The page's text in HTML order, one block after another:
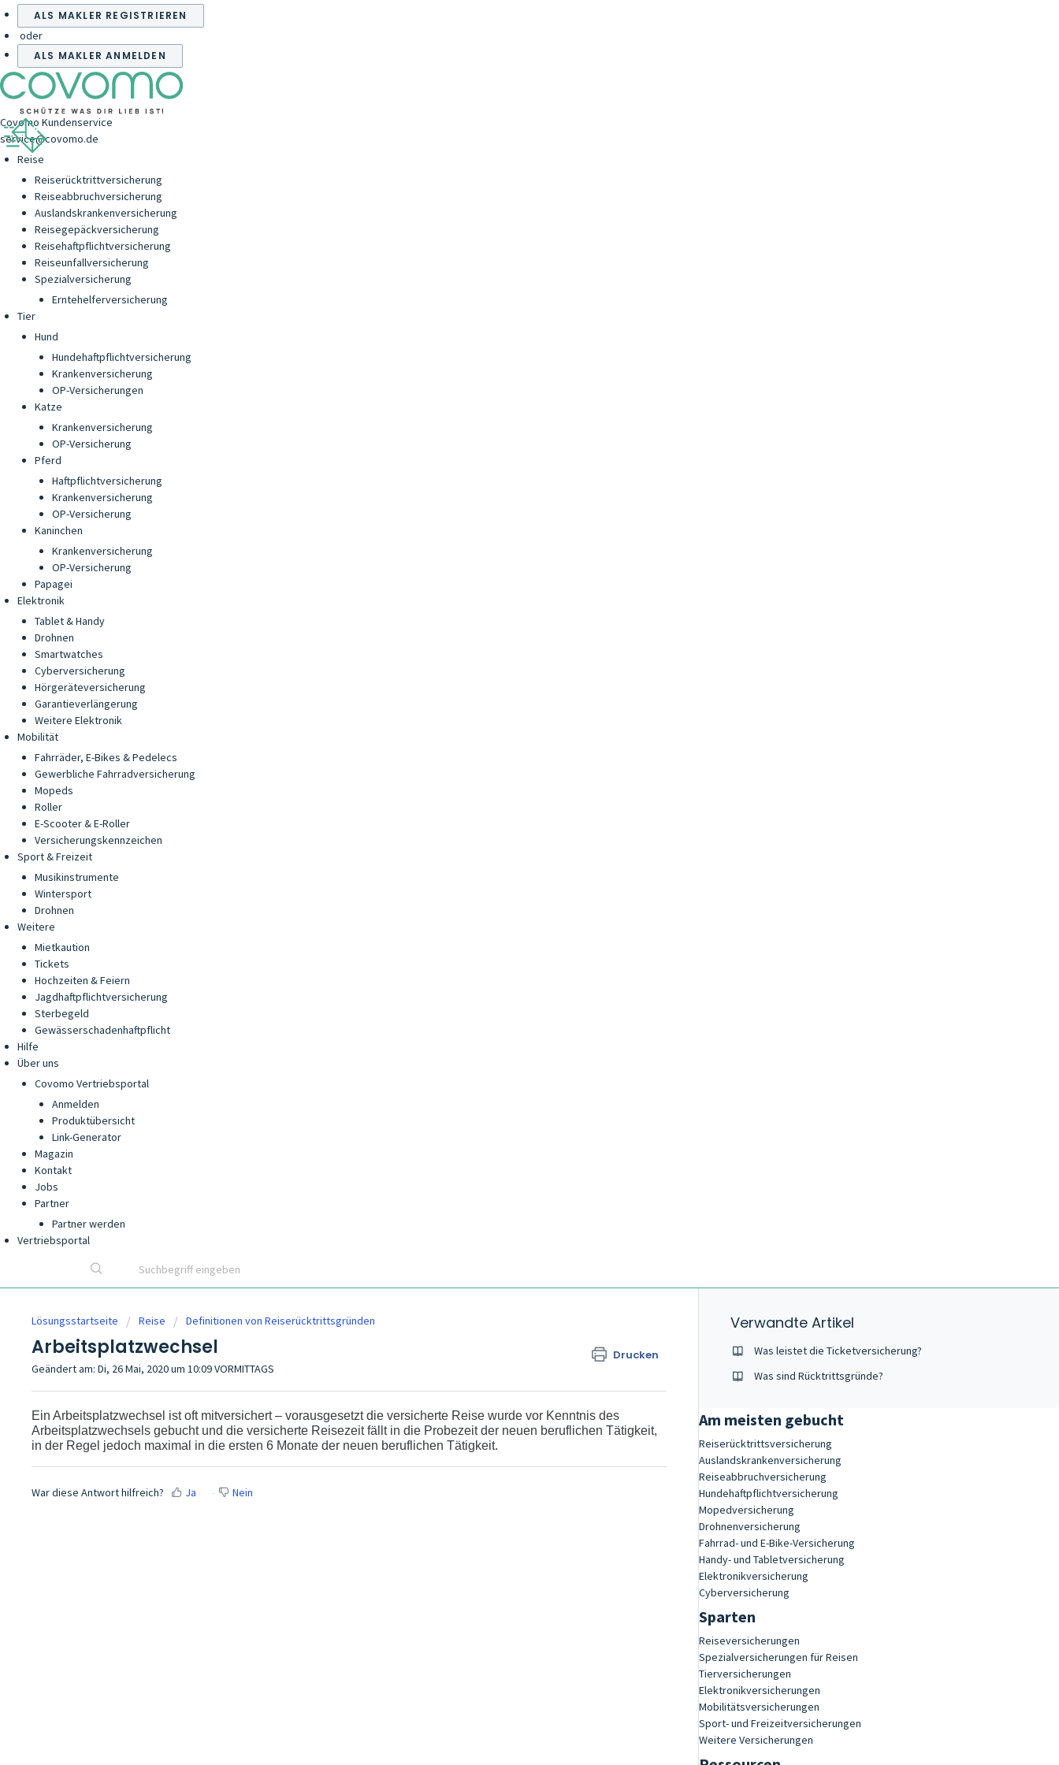
ALS MAKLER REGISTRIEREN
oder
ALS MAKLER ANMELDEN
Covomo Kundenservice
service@covomo.de
Reise
Reiserücktrittversicherung
Reiseabbruchversicherung
Auslandskrankenversicherung
Reisegepäckversicherung
Reisehaftpflichtversicherung
Reiseunfallversicherung
Spezialversicherung
Erntehelferversicherung
Tier
Hund
Hundehaftpflichtversicherung
Krankenversicherung
OP-Versicherungen
Katze
Krankenversicherung
OP-Versicherung
Pferd
Haftpflichtversicherung
Krankenversicherung
OP-Versicherung
Kaninchen
Krankenversicherung
OP-Versicherung
Papagei
Elektronik
Tablet & Handy
Drohnen
Smartwatches
Cyberversicherung
Hörgeräteversicherung
Garantieverlängerung
Weitere Elektronik
Mobilität
Fahrräder, E-Bikes & Pedelecs
Gewerbliche Fahrradversicherung
Mopeds
Roller
E-Scooter & E-Roller
Versicherungskennzeichen
Sport & Freizeit
Musikinstrumente
Wintersport
Drohnen
Weitere
Mietkaution
Tickets
Hochzeiten & Feiern
Jagdhaftpflichtversicherung
Sterbegeld
Gewässerschadenhaftpflicht
Hilfe
Über uns
Covomo Vertriebsportal
Anmelden
Produktübersicht
Link-Generator
Magazin
Kontakt
Jobs
Partner
Partner werden
Vertriebsportal
Lösungsstartseite Reise Definitionen von Reiserücktrittsgründen
Arbeitsplatzwechsel Drucken
Geändert am: Di, 26 Mai, 2020 um 10:09 VORMITTAGS
Ein Arbeitsplatzwechsel ist oft mitversichert – vorausgesetzt die versicherte Reise wurde vor Kenntnis des
Arbeitsplatzwechsels gebucht und die versicherte Reisezeit fällt in die Probezeit der neuen beruflichen Tätigkeit,
in der Regel jedoch maximal in die ersten 6 Monate der neuen beruflichen Tätigkeit.
War diese Antwort hilfreich? Ja Nein
Verwandte Artikel
Was leistet die Ticketversicherung?
Was sind Rücktrittsgründe?
Am meisten gebucht
Reiserücktrittsversicherung
Auslandskrankenversicherung
Reiseabbruchversicherung
Hundehaftpflichtversicherung
Mopedversicherung
Drohnenversicherung
Fahrrad- und E-Bike-Versicherung
Handy- und Tabletversicherung
Elektronikversicherung
Cyberversicherung
Sparten
Reiseversicherungen
Spezialversicherungen für Reisen
Tierversicherungen
Elektronikversicherungen
Mobilitätsversicherungen
Sport- und Freizeitversicherungen
Weitere Versicherungen